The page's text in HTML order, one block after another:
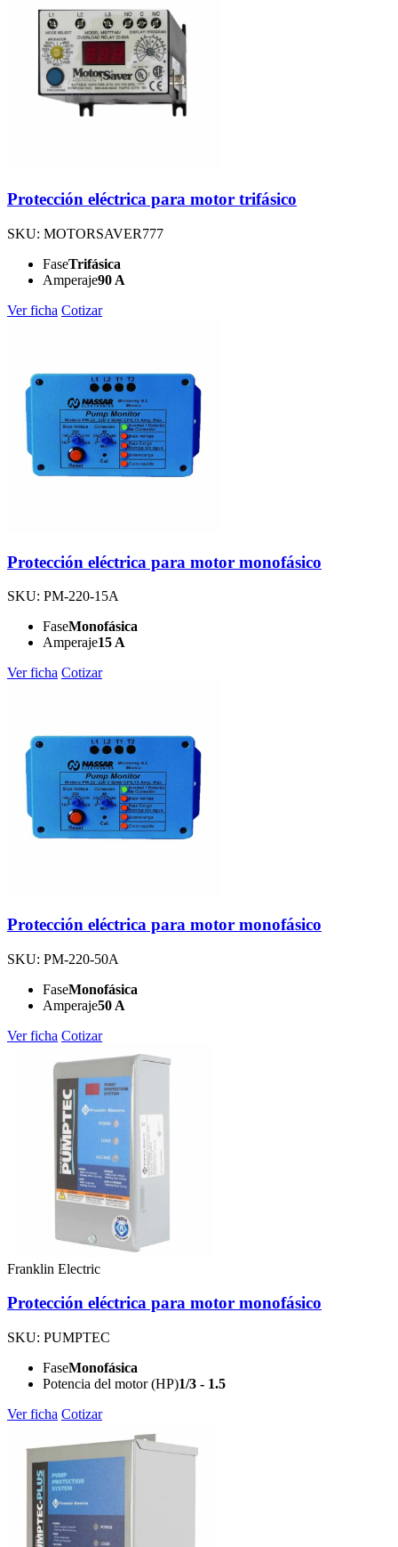
Protección eléctrica para motor trifásico
SKU: MOTORSAVER777
FaseTrifásica
Amperaje90 A
Ver ficha Cotizar
Protección eléctrica para motor monofásico
SKU: PM-220-15A
FaseMonofásica
Amperaje15 A
Ver ficha Cotizar
Protección eléctrica para motor monofásico
SKU: PM-220-50A
FaseMonofásica
Amperaje50 A
Ver ficha Cotizar
Franklin Electric
Protección eléctrica para motor monofásico
SKU: PUMPTEC
FaseMonofásica
Potencia del motor (HP)1/3 - 1.5
Ver ficha Cotizar